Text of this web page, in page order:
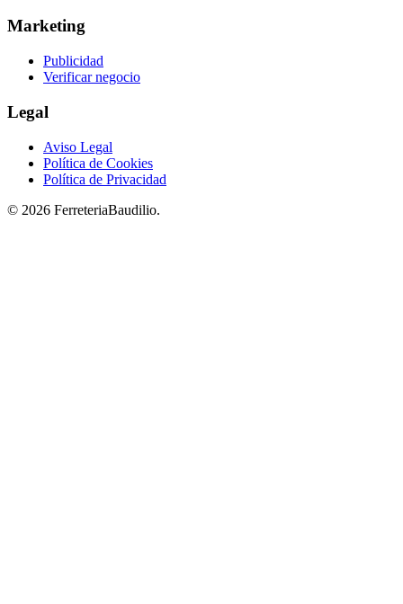
Marketing
Publicidad
Verificar negocio
Legal
Aviso Legal
Política de Cookies
Política de Privacidad
© 2026 FerreteriaBaudilio.